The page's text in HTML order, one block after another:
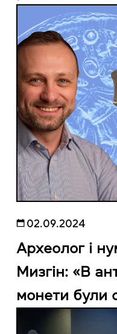
02.09.2024
Археолог і
Мизгін: «В
монети були
інструментів